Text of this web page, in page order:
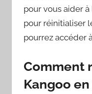
pour vous aider
pour réinitialiser
pourrez accéder
Comment
Kangoo en